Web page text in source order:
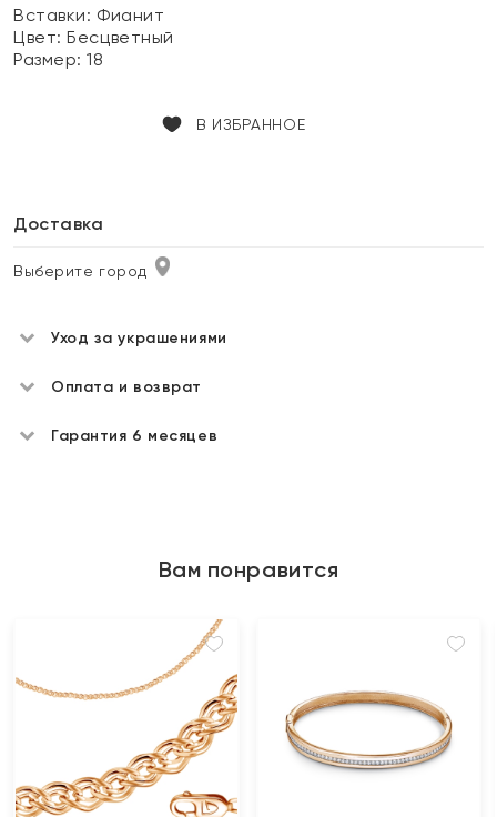
Вставки: Фианит
Цвет:Бесцветный
Размер:18
В ИЗБРАННОЕ
Доставка
Выберите город
Уход за украшениями
Оплата и возврат
Гарантия 6 месяцев
Вам понравится